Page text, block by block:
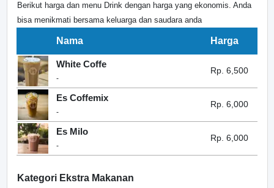
Berikut harga dan menu Drink dengan harga yang ekonomis. Anda
bisa menikmati bersama keluarga dan saudara anda
Nama Harga
White Coffe
-
Rp. 6,500
Es Coffemix
-
Rp. 6,000
Es Milo
-
Rp. 6,000
Kategori Ekstra Makanan